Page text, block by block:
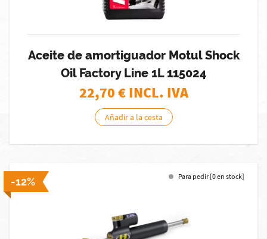
Aceite de amortiguador Motul Shock
Oil Factory Line 1L 115024
22,70€ INCL. IVA
Añadir a la cesta
-12% Para pedir [0 en stock]